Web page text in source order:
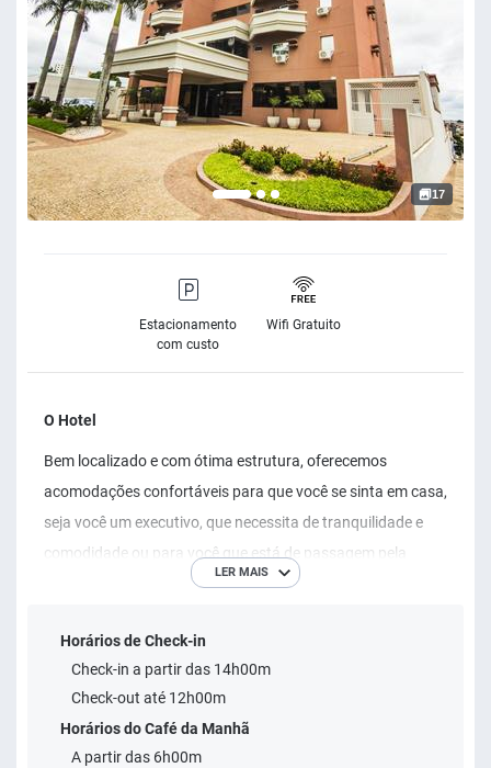
17
Estacionamento
com custo
Wifi Gratuito
O Hotel
Bem localizado e com ótima estrutura, oferecemos
acomodações confortáveis para que você se sinta em casa,
seja você um executivo, que necessita de tranquilidade e
comodidade ou para você que está de passagem pela
conforto na hora de se hospedar. Faça sua reserva e viva
essa experiência.
LER MAIS
Horários de Check-in
Check-in a partir das 14h00m
Check-out até 12h00m
Horários do Café da Manhã
A partir das 6h00m